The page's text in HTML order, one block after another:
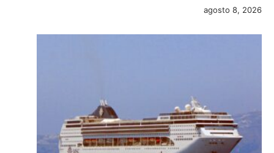
agosto 8, 2026